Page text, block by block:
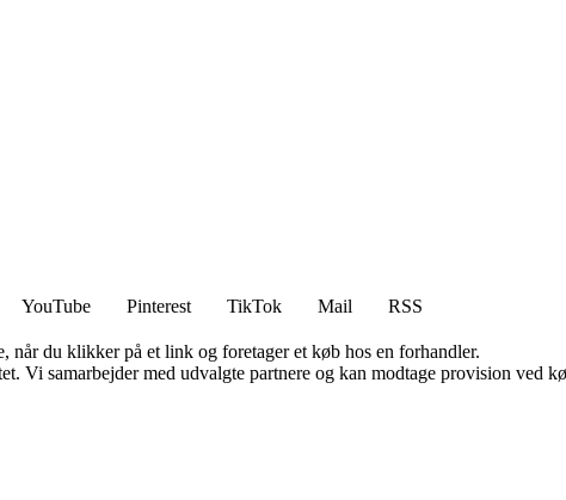
YouTube Pinterest TikTok Mail
RSS
du klikker på et link og foretager et køb hos en forhandler.
Vi samarbejder med udvalgte partnere og kan modtage provision ved